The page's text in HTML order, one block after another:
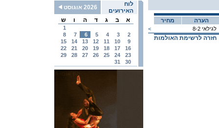
לוח
האירועים
2026 אוגוסט
א
ב ג ד ה ו ש
1
2
3
4
5
6
7
8
9
10
11
12
13
14
15
16
17
18
19
20
21
22
23
24
25
26
27
28
29
30
31
מחיר הערה
< לגילאי 8-2
חזרה לרשימת האולמות